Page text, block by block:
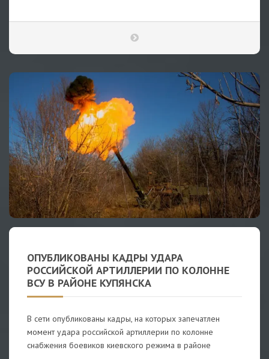
ОПУБЛИКОВАНЫ КАДРЫ УДАРА
РОССИЙСКОЙ АРТИЛЛЕРИИ ПО КОЛОННЕ
ВСУ В РАЙОНЕ КУПЯНСКА
В сети опубликованы кадры, на которых запечатлен
момент удара российской артиллерии по колонне
снабжения боевиков киевского режима в районе